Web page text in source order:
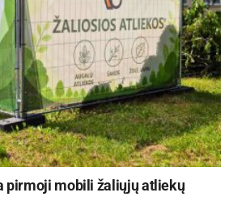
pirmoji mobili žaliųjų atliekų